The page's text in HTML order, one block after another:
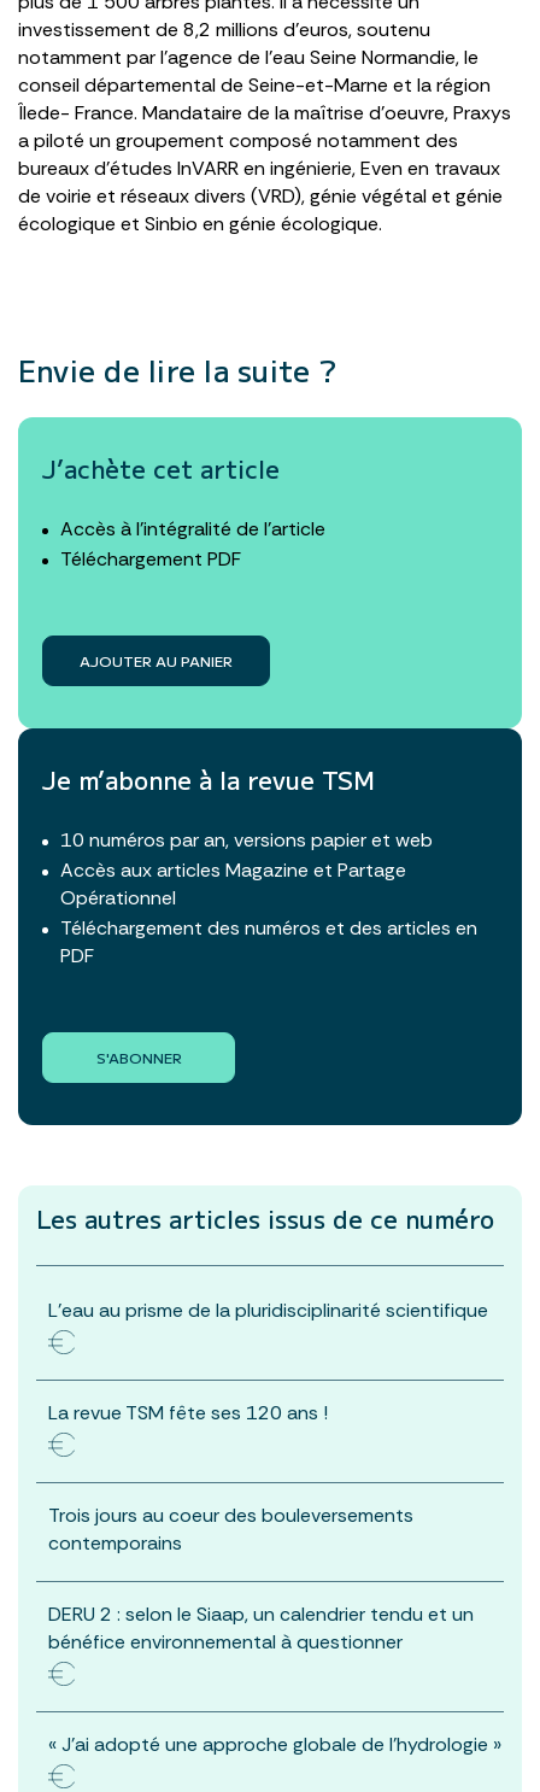
investissement de 8,2 millions d’euros, soutenu
notamment par l’agence de l’eau Seine Normandie, le
conseil départemental de Seine-et-Marne et la région
Îlede- France. Mandataire de la maîtrise d’oeuvre, Praxys
a piloté un groupement composé notamment des
bureaux d’études InVARR en ingénierie, Even en travaux
de voirie et réseaux divers (VRD), génie végétal et génie
écologique et Sinbio en génie écologique.
Envie de lire la suite ?
J’achète cet article
Accès à l’intégralité de l’article
Téléchargement PDF
AJOUTER AU PANIER
Je m’abonne à la revue TSM
10 numéros par an, versions papier et web
Accès aux articles Magazine et Partage
Opérationnel
Téléchargement des numéros et des articles en
PDF
S'ABONNER
Les autres articles issus de ce numéro
L’eau au prisme de la pluridisciplinarité scientifique
La revue TSM fête ses 120 ans !
Trois jours au coeur des bouleversements
contemporains
DERU 2 : selon le Siaap, un calendrier tendu et un
bénéfice environnemental à questionner
« J’ai adopté une approche globale de l’hydrologie »